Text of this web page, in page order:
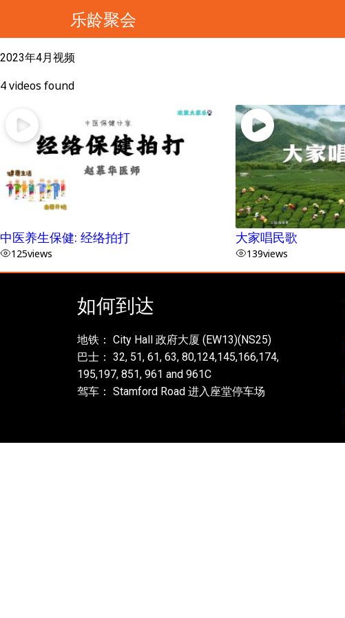
乐龄聚会
2023年4月视频
4 videos found
中医养生保健: 经络拍打
125views
大家唱民歌
139views
如何到达
地铁： City Hall 政府大厦 (EW13)(NS25)
巴士： 32, 51, 61, 63, 80,124,145,166,174,
195,197, 851, 961 and 961C
驾车： Stamford Road 进入座堂停车场